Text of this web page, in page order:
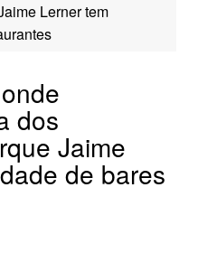
Lerner tem
dos
Jaime
de bares